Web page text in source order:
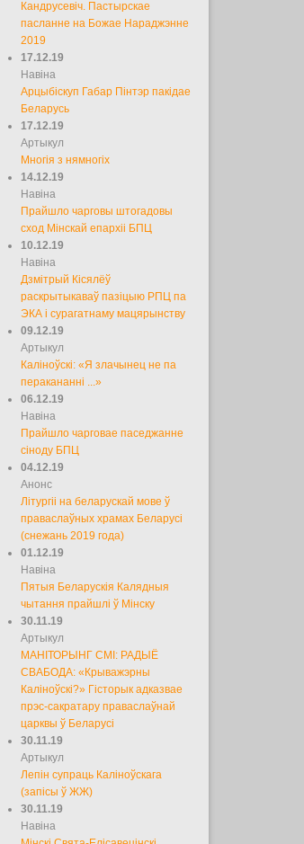
Кандрусевіч. Пастырскае
пасланне на Божае Нараджэнне
2019
17.12.19
Навіна
Арцыбіскуп Габар Пінтэр пакідае
Беларусь
17.12.19
Артыкул
Многія з нямногіх
14.12.19
Навіна
Прайшло чарговы штогадовы
сход Мінскай епархіі БПЦ
10.12.19
Навіна
Дзмітрый Кісялёў
раскрытыкаваў пазіцыю РПЦ па
ЭКА і сурагатнаму мацярынству
09.12.19
Артыкул
Каліноўскі: «Я злачынец не па
перакананні ...»
06.12.19
Навіна
Прайшло чарговае паседжанне
сіноду БПЦ
04.12.19
Анонс
Літургіі на беларускай мове ў
праваслаўных храмах Беларусі
(снежань 2019 года)
01.12.19
Навіна
Пятыя Беларускія Калядныя
чытання прайшлі ў Мінску
30.11.19
Артыкул
МАНІТОРЫНГ СМІ: РАДЫЁ
СВАБОДА: «Крыважэрны
Каліноўскі?» Гісторык адказвае
прэс-сакратару праваслаўнай
царквы ў Беларусі
30.11.19
Артыкул
Лепін супраць Каліноўскага
(запісы ў ЖЖ)
30.11.19
Навіна